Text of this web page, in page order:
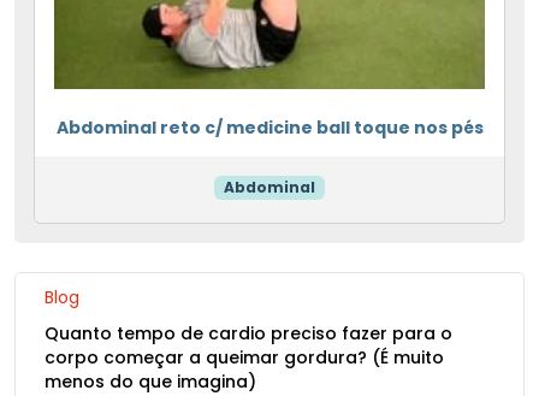
Abdominal reto c/ medicine ball toque nos pés
Abdominal
Blog
Quanto tempo de cardio preciso fazer para o
corpo começar a queimar gordura? (É muito
menos do que imagina)